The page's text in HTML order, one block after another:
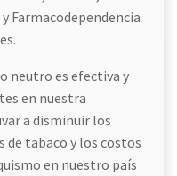
Farmacodependencia
neutro es efectiva y
en nuestra
a disminuir los
de tabaco y los costos
en nuestro país